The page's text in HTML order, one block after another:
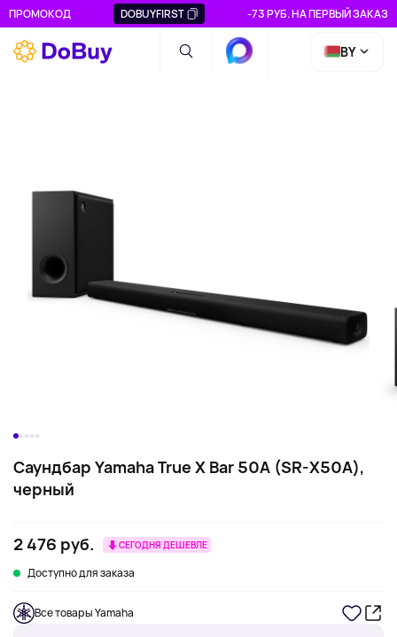
ПРОМОКОД DOBUYFIRST -73 РУБ. НА ПЕРВЫЙ ЗАКАЗ
BY
Саундбар Yamaha True X Bar 50A (SR-X50A),
черный
2 476 руб. СЕГОДНЯ ДЕШЕВЛЕ
Доступно для заказа
Все товары Yamaha